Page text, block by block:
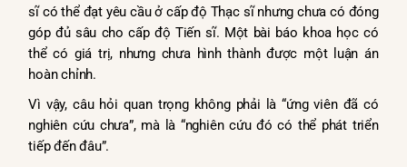
sĩ có thể đạt yêu cầu ở cấp độ Thạc sĩ nhưng chưa có đóng
góp đủ sâu cho cấp độ Tiến sĩ. Một bài báo khoa học có
thể có giá trị, nhưng chưa hình thành được một luận án
hoàn chỉnh.
Vì vậy, câu hỏi quan trọng không phải là “ứng viên đã có
nghiên cứu chưa”, mà là “nghiên cứu đó có thể phát triển
tiếp đến đâu”.